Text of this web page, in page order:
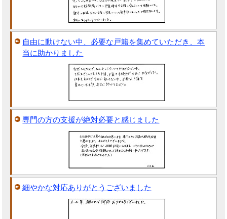
自由に動けない中、必要な戸籍を集めていただき、本
当に助かりました
専門の方の支援が絶対必要と感じました
細やかな対応ありがとうございました